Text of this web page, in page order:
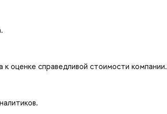
оценке справедливой стоимости компании.